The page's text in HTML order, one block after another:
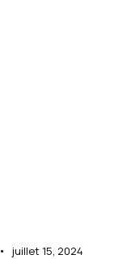
juillet 15, 2024